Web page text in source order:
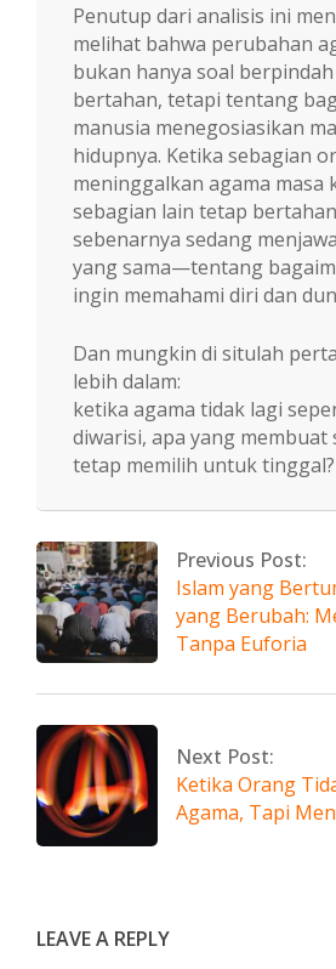
Penutup dari analisis ini
melihat bahwa perubahan
bukan hanya soal
bertahan, tetapi tentang
manusia menegosiasikan
hidupnya. Ketika sebagian
meninggalkan agama masa
sebagian lain tetap
sebenarnya sedang
yang sama—tentang
ingin memahami diri dan
Dan mungkin di situlah
lebih dalam:
ketika agama tidak lagi
diwarisi, apa yang membuat
tetap memilih untuk tinggal?
2026-
07
Previous Post:
Islam yang
yang Berubah:
Tanpa Euforia
Next Post:
Ketika Orang
Agama, Tapi
LEAVE A REPLY